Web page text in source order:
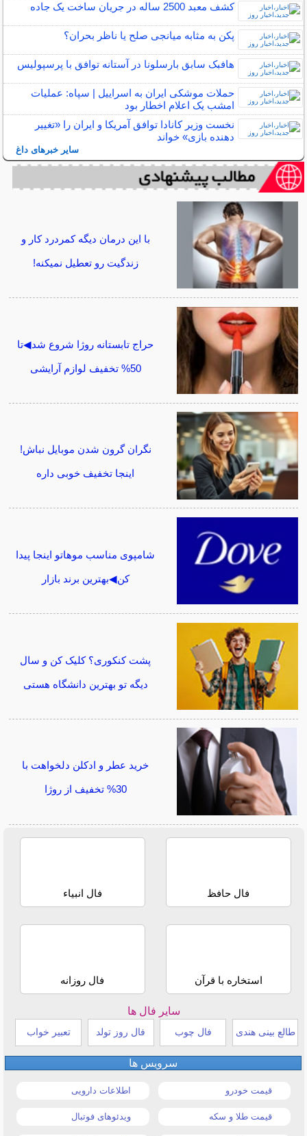
کشف معبد 2500 ساله در جریان ساخت یک جاده
پکن به مثابه میانجی صلح یا ناظر بحران؟
هافبک سابق بارسلونا در آستانه توافق با پرسپولیس
حملات موشکی ایران به اسراییل | سپاه: عملیات
امشب یک اعلام اخطار بود
نخست وزیر کانادا توافق آمریکا و ایران را «تغییر
دهنده بازی» خواند
سایر خبرهای داغ
با این درمان دیگه کمردرد کار و
زندگیت رو تعطیل نمیکنه!
حراج تابستانه روژا شروع شد◀تا
50% تخفیف لوازم آرایشی
نگران گرون شدن موبایل نباش!
اینجا تخفیف خوبی داره
شامپوی مناسب موهاتو اینجا پیدا
کن◀بهترین برند بازار
پشت کنکوری؟ کلیک کن و سال
دیگه تو بهترین دانشگاه هستی
خرید عطر و ادکلن دلخواهت با
30% تخفیف از روژا
فال حافظ فال انبیاء
استخاره با قرآن فال روزانه
سایر فال ها
طالع بینی هندی فال چوب فال روز تولد تعبیر خواب
سرویس ها
قیمت خودرو اطلاعات دارویی
قیمت طلا و سکه ویدئوهای فوتبال